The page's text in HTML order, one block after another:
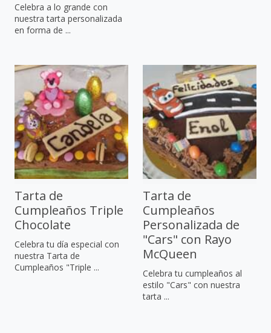
Celebra a lo grande con
nuestra tarta personalizada
en forma de ...
Tarta de
Cumpleaños Triple
Chocolate
Celebra tu día especial con
nuestra Tarta de
Cumpleaños "Triple ...
Tarta de
Cumpleaños
Personalizada de
"Cars" con Rayo
McQueen
Celebra tu cumpleaños al
estilo "Cars" con nuestra
tarta ...